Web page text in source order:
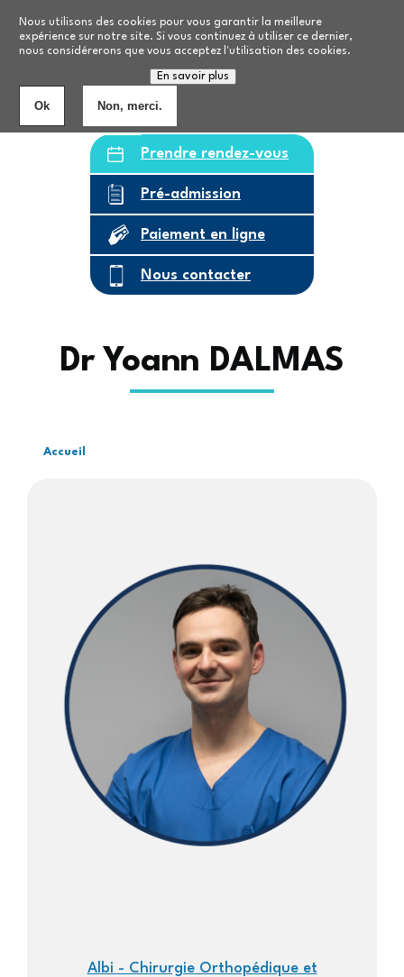
Nous utilisons des cookies pour vous garantir la meilleure
expérience sur notre site. Si vous continuez à utiliser ce dernier,
nous considérerons que vous acceptez l'utilisation des cookies.
En savoir plus
Ok Non, merci.
Nos formations
Personnes âgées8
Prendre rendez-vous
Pré-admission
Paiement en ligne
Nous contacter
Dr Yoann DALMAS
Fil
Accueil
Albi - Chirurgie Orthopédique et